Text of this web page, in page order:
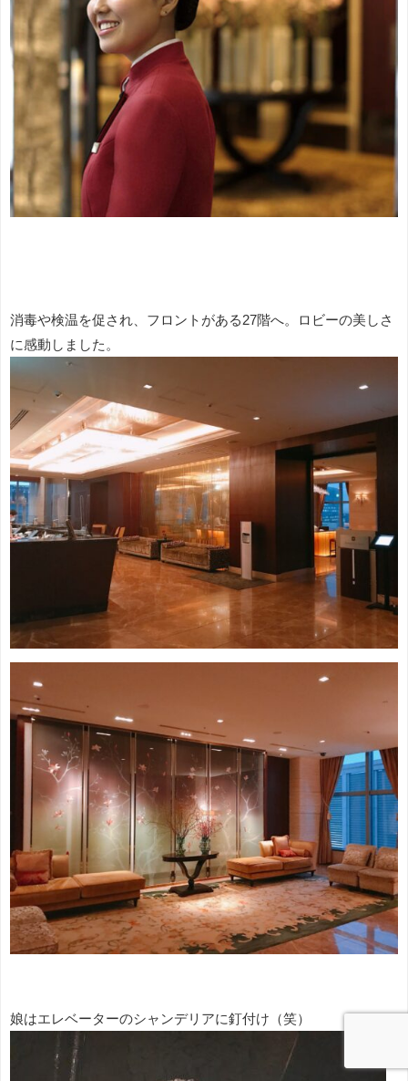
消毒や検温を促され、フロントがある27階へ。ロビーの美しさ
に感動しました。
娘はエレベーターのシャンデリアに釘付け（笑）